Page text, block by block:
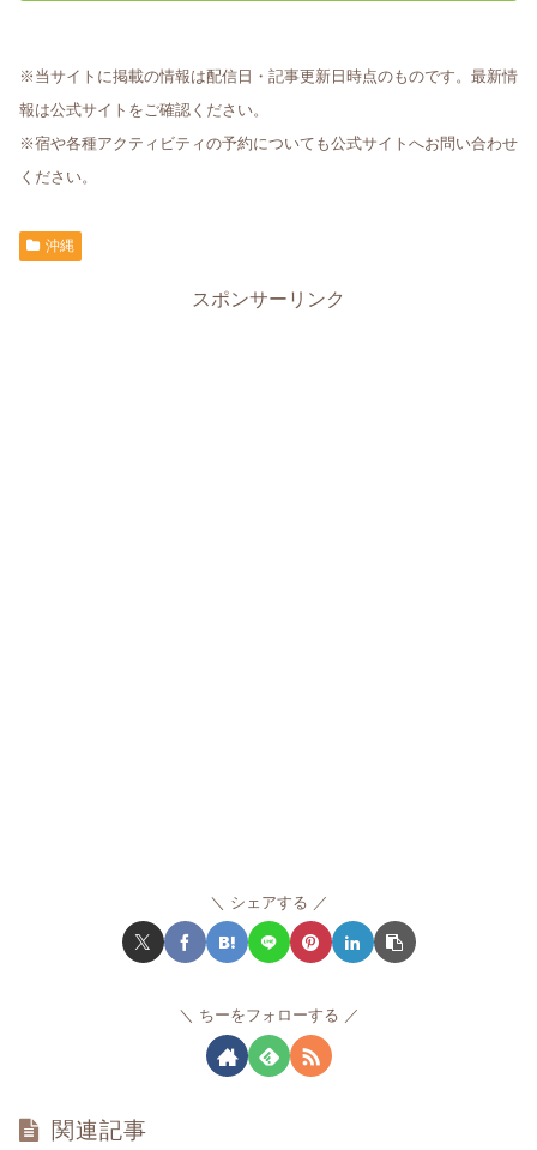
※当サイトに掲載の情報は配信日・記事更新日時点のものです。最新情
報は公式サイトをご確認ください。
※宿や各種アクティビティの予約についても公式サイトへお問い合わせ
ください。
沖縄
スポンサーリンク
シェアする
ちーをフォローする
関連記事